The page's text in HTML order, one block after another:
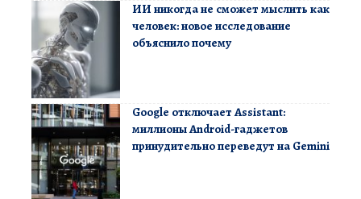
ИИ никогда не сможет мыслить как
человек: новое исследование
объяснило почему
Google отключает Assistant:
миллионы Android-гаджетов
принудительно переведут на Gemini